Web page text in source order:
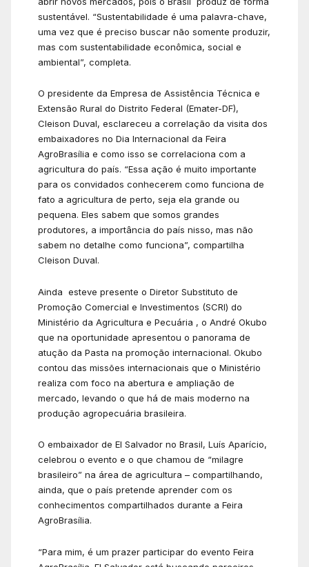
sustentável. “Sustentabilidade é uma palavra-chave,
uma vez que é preciso buscar não somente produzir,
mas com sustentabilidade econômica, social e
ambiental”, completa.
O presidente da Empresa de Assistência Técnica e
Extensão Rural do Distrito Federal (Emater-DF),
Cleison Duval, esclareceu a correlação da visita dos
embaixadores no Dia Internacional da Feira
AgroBrasília e como isso se correlaciona com a
agricultura do país. “Essa ação é muito importante
para os convidados conhecerem como funciona de
fato a agricultura de perto, seja ela grande ou
pequena. Eles sabem que somos grandes
produtores, a importância do país nisso, mas não
sabem no detalhe como funciona”, compartilha
Cleison Duval.
Ainda esteve presente o Diretor Substituto de
Promoção Comercial e Investimentos (SCRI) do
Ministério da Agricultura e Pecuária , o André Okubo
que na oportunidade apresentou o panorama de
atução da Pasta na promoção internacional. Okubo
contou das missões internacionais que o Ministério
realiza com foco na abertura e ampliação de
mercado, levando o que há de mais moderno na
produção agropecuária brasileira.
O embaixador de El Salvador no Brasil, Luís Aparício,
celebrou o evento e o que chamou de “milagre
brasileiro” na área de agricultura – compartilhando,
ainda, que o país pretende aprender com os
conhecimentos compartilhados durante a Feira
AgroBrasília.
“Para mim, é um prazer participar do evento Feira